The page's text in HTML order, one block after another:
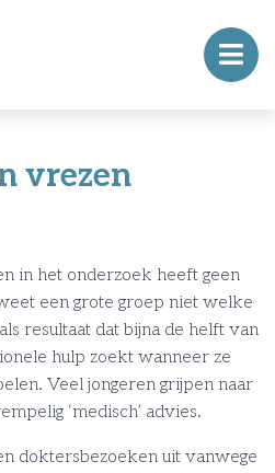
vrezen
in het onderzoek heeft geen
een grote groep niet welke
resultaat dat bijna de helft van
hulp zoekt wanneer ze
Veel jongeren grijpen naar
‘medisch’ advies.
doktersbezoeken uit vanwege